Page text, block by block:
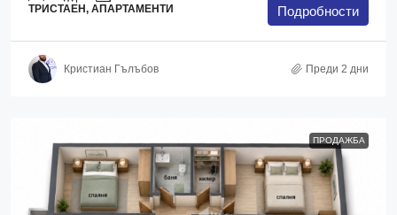
ТРИСТАЕН, АПАРТАМЕНТИ Подробности
Кристиан Гълъбов Преди 2 дни
ПРОДАЖБА